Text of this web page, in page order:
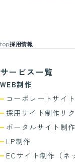
top採用情報
サービス一覧
WEB制作
コーポレートサイ
採用サイト制作 リ
ポータルサイト制作
LP制作
ECサイト制作 （